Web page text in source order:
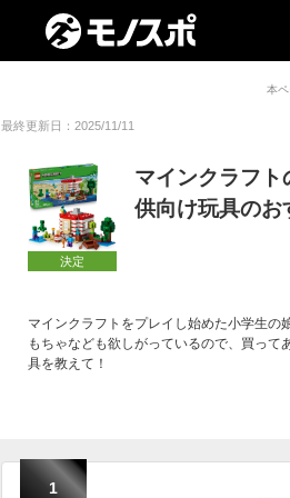
本
最終更新日：2025/11/11
決定
マインクラフ
供向け玩具のお
マインクラフトをプレイし始めた小学生
もちゃなども欲しがっているので、買っ
具を教えて！
1